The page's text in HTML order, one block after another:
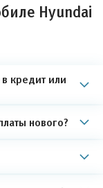
Hyundai
кредит или
нового?